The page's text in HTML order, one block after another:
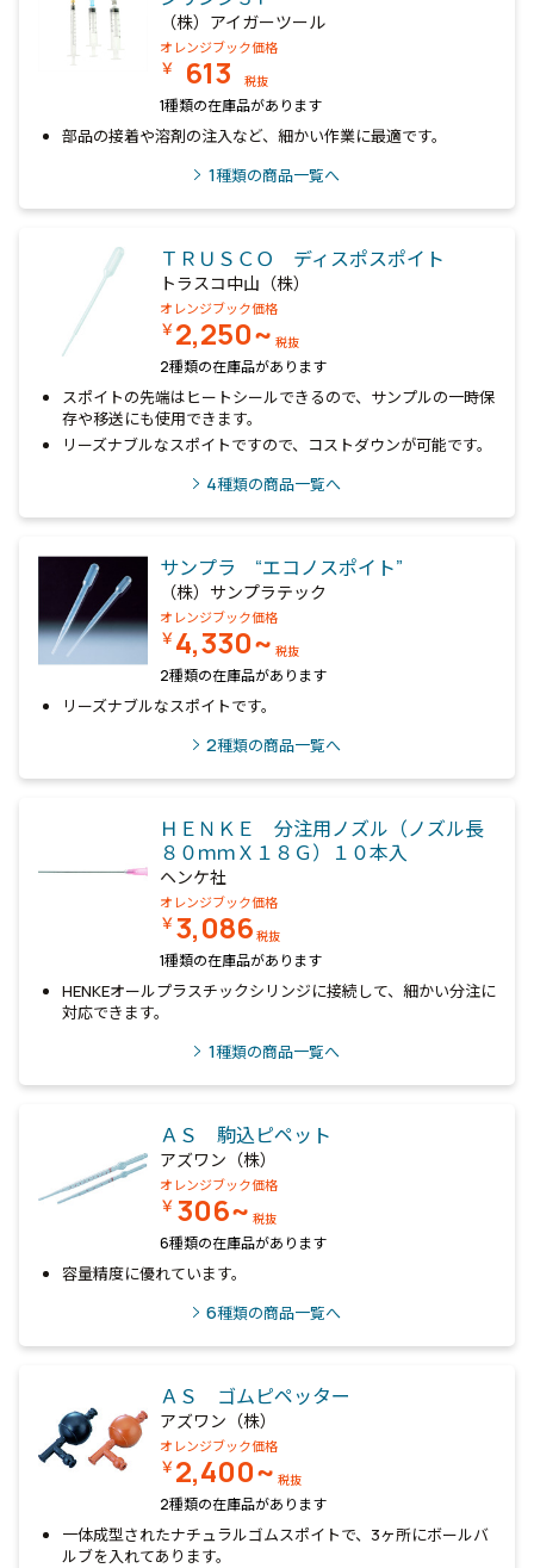
（株）アイガーツール
オレンジブック価格
￥ 613 税抜
1種類の在庫品があります
部品の接着や溶剤の注入など、細かい作業に最適です。
1種類の商品一覧へ
ＴＲＵＳＣＯ ディスポスポイト
トラスコ中山（株）
オレンジブック価格
￥2,250~ 税抜
2種類の在庫品があります
スポイトの先端はヒートシールできるので、サンプルの一時保
存や移送にも使用できます。
リーズナブルなスポイトですので、コストダウンが可能です。
4種類の商品一覧へ
サンプラ “エコノスポイト”
（株）サンプラテック
オレンジブック価格
￥4,330~ 税抜
2種類の在庫品があります
リーズナブルなスポイトです。
2種類の商品一覧へ
ＨＥＮＫＥ 分注用ノズル（ノズル長
８０ｍｍＸ１８Ｇ）１０本入
ヘンケ社
オレンジブック価格
￥3,086 税抜
1種類の在庫品があります
HENKEオールプラスチックシリンジに接続して、細かい分注に
対応できます。
1種類の商品一覧へ
ＡＳ 駒込ピペット
アズワン（株）
オレンジブック価格
￥ 306~ 税抜
6種類の在庫品があります
容量精度に優れています。
6種類の商品一覧へ
ＡＳ ゴムピペッター
アズワン（株）
オレンジブック価格
￥2,400~ 税抜
2種類の在庫品があります
一体成型されたナチュラルゴムスポイトで、3ヶ所にボールバ
ルブを入れてあります。